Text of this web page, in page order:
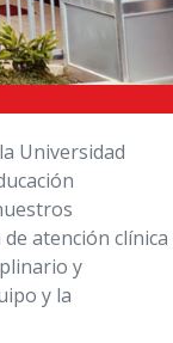
Universidad
atención clínica
y
y la